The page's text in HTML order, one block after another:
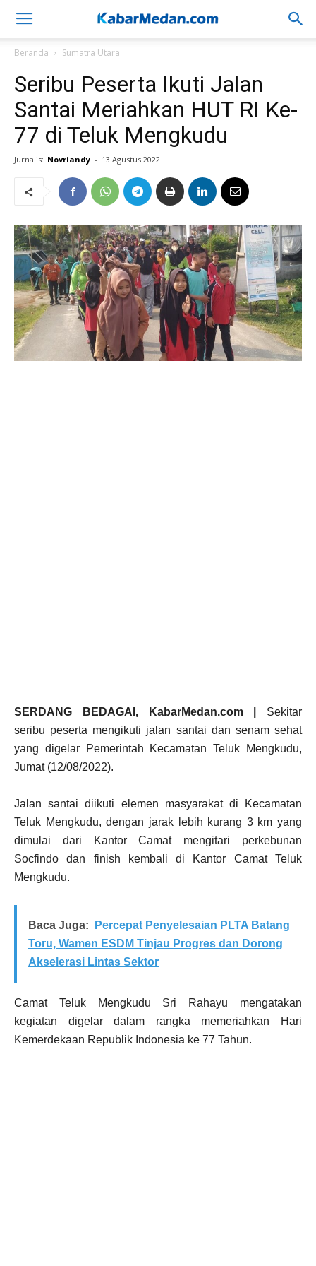
Beranda Sumatra Utara
Seribu Peserta Ikuti Jalan
Santai Meriahkan HUT RI Ke-
77 di Teluk Mengkudu
Jurnalis: Novriandy - 13 Agustus 2022
SERDANG BEDAGAI, KabarMedan.com |
Sekitar
seribu peserta mengikuti jalan santai dan senam sehat
yang digelar Pemerintah Kecamatan Teluk Mengkudu,
Jumat (12/08/2022).
Jalan santai diikuti elemen masyarakat di Kecamatan
Teluk Mengkudu, dengan jarak lebih kurang 3 km yang
dimulai dari Kantor Camat mengitari perkebunan
Socfindo dan finish kembali di Kantor Camat Teluk
Mengkudu.
Baca Juga:
Percepat Penyelesaian PLTA Batang
Toru, Wamen ESDM Tinjau Progres dan Dorong
Akselerasi Lintas Sektor
Camat Teluk Mengkudu Sri Rahayu mengatakan
kegiatan digelar dalam rangka memeriahkan Hari
Kemerdekaan Republik Indonesia ke 77 Tahun.